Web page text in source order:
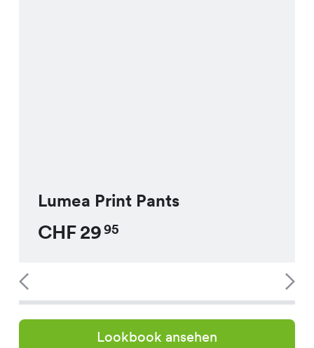
Lumea Print Pants
CHF2995
Lookbook ansehen